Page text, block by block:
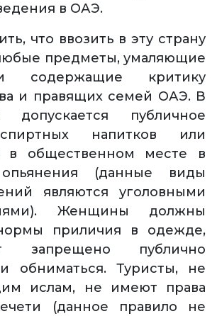
в ОАЭ.
что ввозить в эту страну
предметы, умаляющие
содержащие критику
и правящих семей ОАЭ. В
публичное
напитков или
в общественном месте в
(данные виды
являются уголовными
Женщины должны
приличия в одежде,
запрещено публично
и обниматься. Туристы, не
ислам, не имеют права
(данное правило не